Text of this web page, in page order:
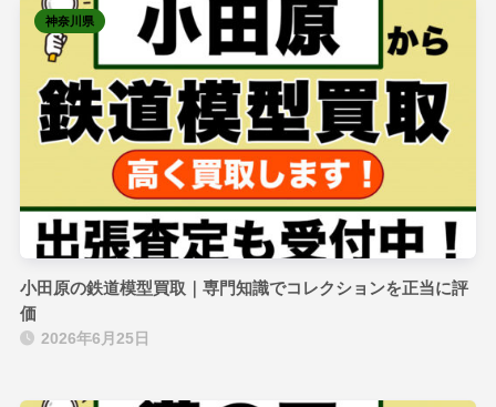
小田原の鉄道模型買取｜専門知識でコレクションを正当に評
価
2026年6月25日
神奈川県